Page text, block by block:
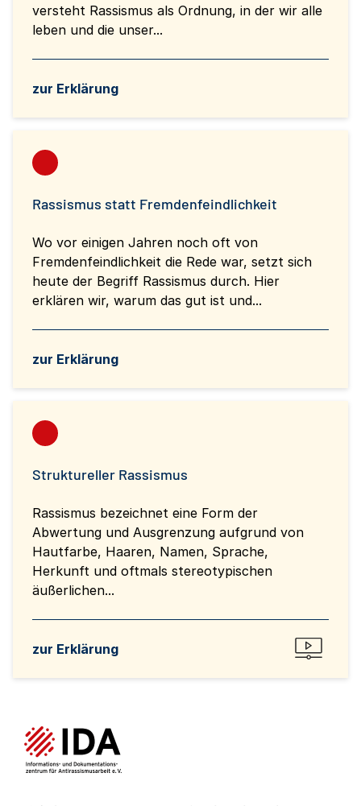
versteht Rassismus als Ordnung, in der wir alle
leben und die unser...
zur Erklärung
Rassismus statt Fremdenfeindlichkeit
Wo vor einigen Jahren noch oft von
Fremdenfeindlichkeit die Rede war, setzt sich
heute der Begriff Rassismus durch. Hier
erklären wir, warum das gut ist und...
zur Erklärung
Struktureller Rassismus
Rassismus bezeichnet eine Form der
Abwertung und Ausgrenzung aufgrund von
Hautfarbe, Haaren, Namen, Sprache,
Herkunft und oftmals stereotypischen
äußerlichen...
zur Erklärung